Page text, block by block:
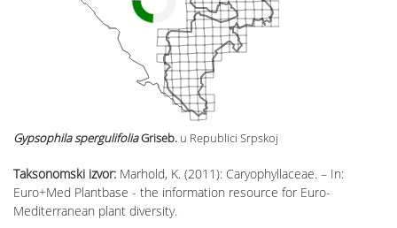
Taksonomski izvor: Marhold, K. (2011): Caryophyllaceae. – In:
Euro+Med Plantbase - the information resource for Euro-
Mediterranean plant diversity.
Gypsophila spergulifoliaGriseb. u Republici Srpskoj